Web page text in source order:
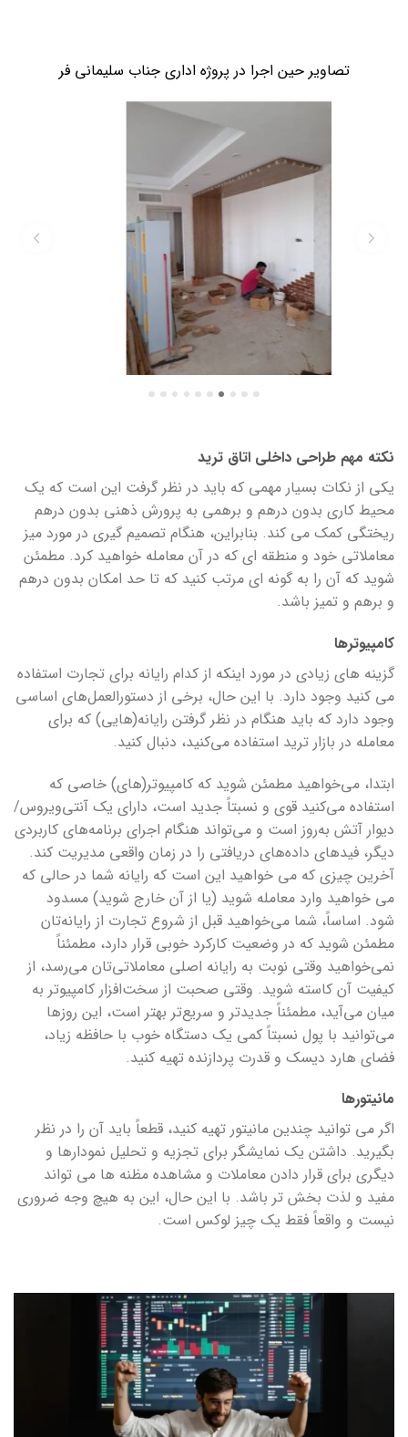
تصاویر حین اجرا در پروژه اداری جناب سلیمانی فر
نکته مهم طراحی داخلی اتاق ترید
یکی از نکات بسیار مهمی که باید در نظر گرفت این است که یک
محیط کاری بدون درهم و برهمی به پرورش ذهنی بدون درهم
ریختگی کمک می کند. بنابراین، هنگام تصمیم گیری در مورد میز
معاملاتی خود و منطقه ای که در آن معامله خواهید کرد. مطمئن
شوید که آن را به گونه ای مرتب کنید که تا حد امکان بدون درهم
و برهم و تمیز باشد.
کامپیوترها
گزینه های زیادی در مورد اینکه از کدام رایانه برای تجارت استفاده
می کنید وجود دارد. با این حال، برخی از دستورالعمل‌های اساسی
وجود دارد که باید هنگام در نظر گرفتن رایانه(هایی) که برای
معامله در بازار ترید استفاده می‌کنید، دنبال کنید.
ابتدا، می‌خواهید مطمئن شوید که کامپیوتر(های) خاصی که
استفاده می‌کنید قوی و نسبتاً جدید است، دارای یک آنتی‌ویروس/
دیوار آتش به‌روز است و می‌تواند هنگام اجرای برنامه‌های کاربردی
دیگر، فیدهای داده‌های دریافتی را در زمان واقعی مدیریت کند.
آخرین چیزی که می خواهید این است که رایانه شما در حالی که
می خواهید وارد معامله شوید (یا از آن خارج شوید) مسدود
شود. اساساً، شما می‌خواهید قبل از شروع تجارت از رایانه‌تان
مطمئن شوید که در وضعیت کارکرد خوبی قرار دارد، مطمئناً
نمی‌خواهید وقتی نوبت به رایانه اصلی معاملاتی‌تان می‌رسد، از
کیفیت آن کاسته شوید. وقتی صحبت از سخت‌افزار کامپیوتر به
میان می‌آید، مطمئناً جدیدتر و سریع‌تر بهتر است، این روزها
می‌توانید با پول نسبتاً کمی یک دستگاه خوب با حافظه زیاد،
فضای هارد دیسک و قدرت پردازنده تهیه کنید.
مانیتورها
اگر می توانید چندین مانیتور تهیه کنید، قطعاً باید آن را در نظر
بگیرید. داشتن یک نمایشگر برای تجزیه و تحلیل نمودارها و
دیگری برای قرار دادن معاملات و مشاهده مظنه ها می تواند
مفید و لذت بخش تر باشد. با این حال، این به هیچ وجه ضروری
نیست و واقعاً فقط یک چیز لوکس است.